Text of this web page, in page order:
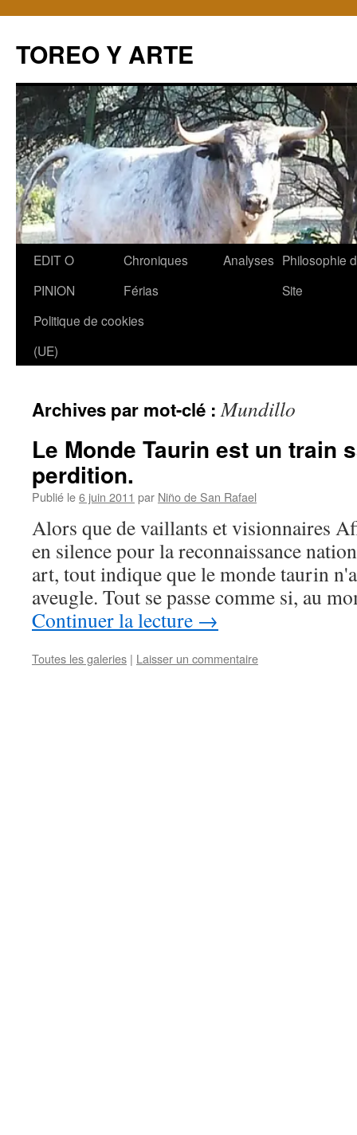
TOREO Y ARTE
Aller
contenu
EDIT O
PINION
Chroniques
Férias
Analyses Philosophie
Site
Politique de cookies
(UE)
Archives par mot-clé :Mundillo
Le Monde Taurin est un train
perdition.
Publié le6 juin 2011 par Niño de San Rafael
Alors que de vaillants et visionnaires
en silence pour la reconnaissance
art, tout indique que le monde taurin
aveugle. Tout se passe comme si, au
Continuer la lecture →
Toutes les galeries | Laisser un commentaire